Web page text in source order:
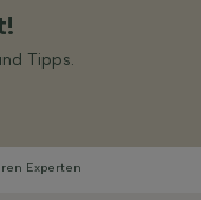
Tipps.
Experten